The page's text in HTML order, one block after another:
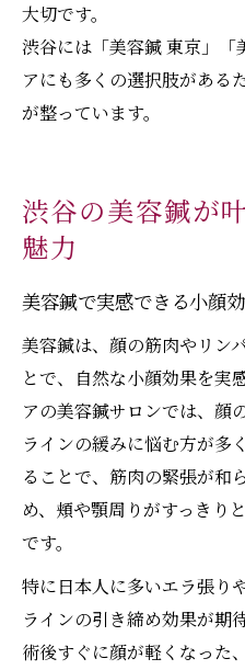
大切です。
渋谷には「美容鍼 東京」「
アにも多くの選択肢がある
が整っています。
渋谷の美容鍼が
魅力
美容鍼で実感できる小顔
美容鍼は、顔の筋肉やリン
とで、自然な小顔効果を実
アの美容鍼サロンでは、顔
ラインの緩みに悩む方が多
ることで、筋肉の緊張が和
め、頬や顎周りがすっきり
です。
特に日本人に多いエラ張り
ラインの引き締め効果が期
術後すぐに顔が軽くなった